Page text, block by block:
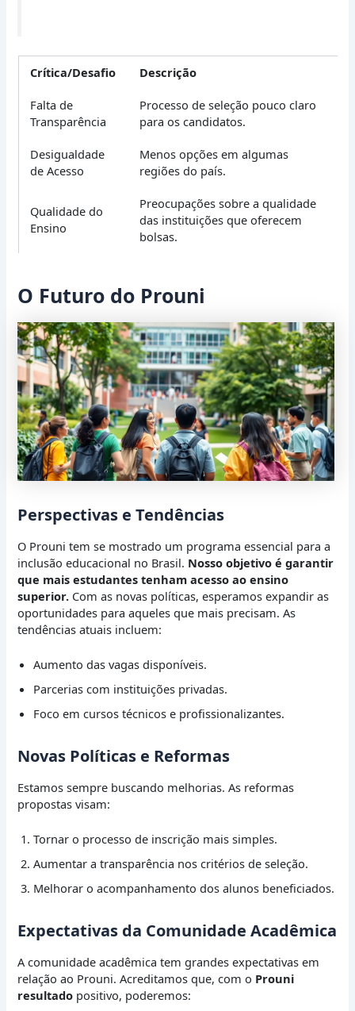
Crítica/Desafio Descrição
Falta de
Transparência
Processo de seleção pouco claro
para os candidatos.
Desigualdade
de Acesso
Menos opções em algumas
regiões do país.
Qualidade do
Ensino
Preocupações sobre a qualidade
das instituições que oferecem
bolsas.
O Futuro do Prouni
Perspectivas e Tendências
O Prouni tem se mostrado um programa essencial para a
inclusão educacional no Brasil. Nosso objetivo é garantir
que mais estudantes tenham acesso ao ensino
superior. Com as novas políticas, esperamos expandir as
oportunidades para aqueles que mais precisam. As
tendências atuais incluem:
Aumento das vagas disponíveis.
Parcerias com instituições privadas.
Foco em cursos técnicos e profissionalizantes.
Novas Políticas e Reformas
Estamos sempre buscando melhorias. As reformas
propostas visam:
Tornar o processo de inscrição mais simples.
Aumentar a transparência nos critérios de seleção.
Melhorar o acompanhamento dos alunos beneficiados.
Expectativas da Comunidade Acadêmica
A comunidade acadêmica tem grandes expectativas em
relação ao Prouni. Acreditamos que, com o Prouni
resultado positivo, poderemos: